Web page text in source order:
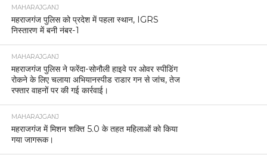
MAHARAJGANJ
महराजगंज पुलिस को प्रदेश में पहला स्थान, IGRS
निस्तारण में बनी नंबर-1
MAHARAJGANJ
महराजगंज पुलिस ने फरेंदा-सोनौली हाइवे पर ओवर स्पीडिंग
रोकने के लिए चलाया अभियानस्पीड राडार गन से जांच, तेज
रफ्तार वाहनों पर की गई कार्रवाई।
MAHARAJGANJ
महराजगंज में मिशन शक्ति 5.0 के तहत महिलाओं को किया
गया जागरूक।